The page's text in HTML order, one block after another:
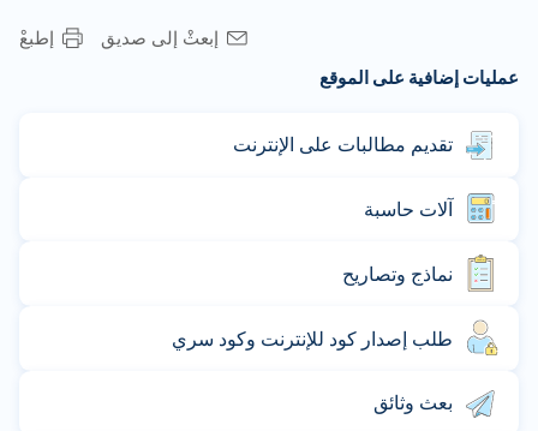
إطبعْ
إبعثْ إلى صديق
عمليات إضافية على الموقع
تقديم مطالبات على الإنترنت
آلات حاسبة
نماذج وتصاريح
طلب إصدار كود للإنترنت وكود سري
بعث وثائق